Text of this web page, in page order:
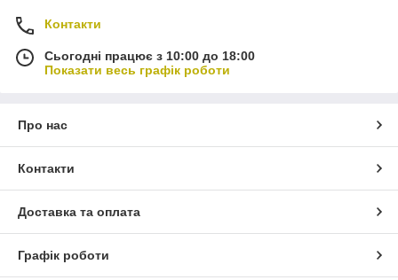
Контакти
Сьогодні працює з 10:00 до 18:00
Показати весь графік роботи
Про нас
Контакти
Доставка та оплата
Графік роботи